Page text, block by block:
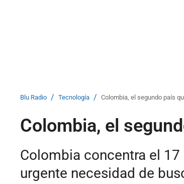
Blu Radio / Tecnología / Colombia, el segundo país
Colombia, el
Colombia concentra el
urgente necesidad de